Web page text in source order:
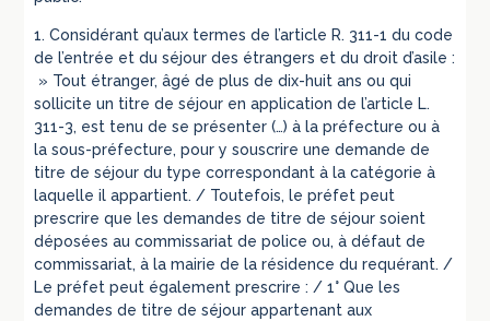
1. Considérant qu’aux termes de l’article R. 311-1 du code
de l’entrée et du séjour des étrangers et du droit d’asile :
» Tout étranger, âgé de plus de dix-huit ans ou qui
sollicite un titre de séjour en application de l’article L.
311-3, est tenu de se présenter (…) à la préfecture ou à
la sous-préfecture, pour y souscrire une demande de
titre de séjour du type correspondant à la catégorie à
laquelle il appartient. / Toutefois, le préfet peut
prescrire que les demandes de titre de séjour soient
déposées au commissariat de police ou, à défaut de
commissariat, à la mairie de la résidence du requérant. /
Le préfet peut également prescrire : / 1° Que les
demandes de titre de séjour appartenant aux